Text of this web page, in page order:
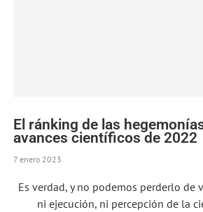
El ránking de las
avances científicos de 2022
7 enero 2023
Es verdad, y no podemos perderlo de
ni ejecución, ni percepción de la